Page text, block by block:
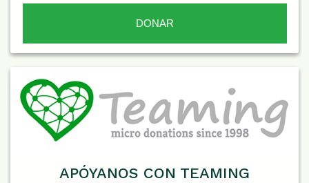
APÓYANOS CON TEAMING